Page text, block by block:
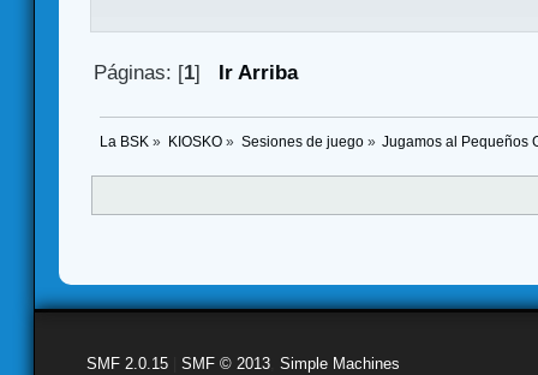
Páginas: [1] Ir Arriba
La BSK » KIOSKO» Sesiones de juego» Jugamos al Pequeños
SMF 2.0.15 SMF © 2013 Simple Machines